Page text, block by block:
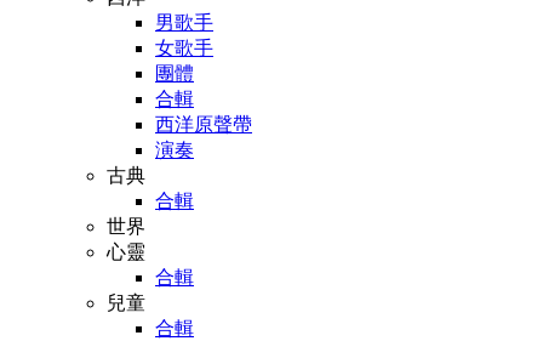
男歌手
女歌手
團體
合輯
西洋原聲帶
演奏
古典
合輯
世界
心靈
合輯
兒童
合輯